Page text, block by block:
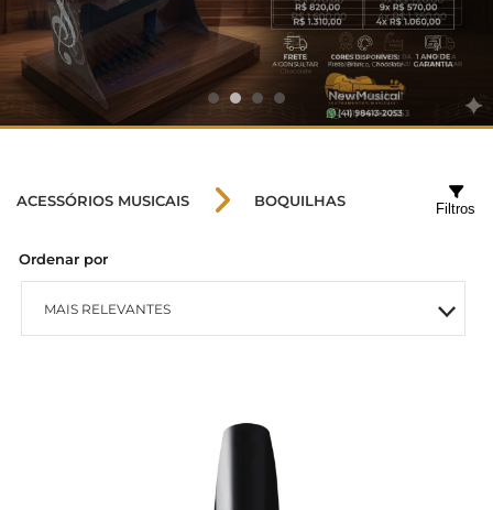
ACESSÓRIOS MUSICAIS BOQUILHAS
Ordenar por
MAIS RELEVANTES
Filtros